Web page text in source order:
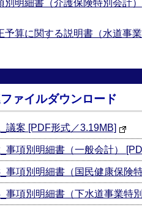
明細書（介護保険特別会計）
算に関する説明書（水道事業
ァイルダウンロード
議案 [PDF形式／3.19MB]
事項別明細書（一般会計）
事項別明細書（国民健康保険
事項別明細書（下水道事業特